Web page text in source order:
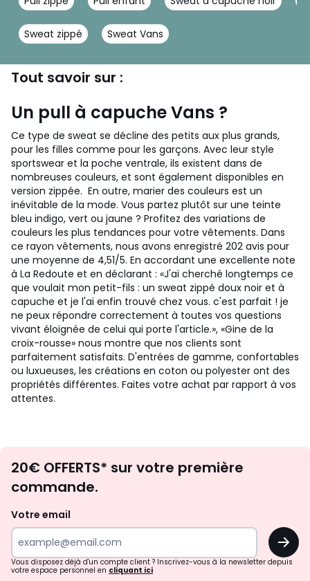
Sweat zippé Sweat Vans
Tout savoir sur :
Un pull à capuche Vans ?
Ce type de sweat se décline des petits aux plus grands,
pour les filles comme pour les garçons. Avec leur style
sportswear et la poche ventrale, ils existent dans de
nombreuses couleurs, et sont également disponibles en
version zippée. En outre, marier des couleurs est un
inévitable de la mode. Vous partez plutôt sur une teinte
bleu indigo, vert ou jaune ? Profitez des variations de
couleurs les plus tendances pour votre vêtements. Dans
ce rayon vêtements, nous avons enregistré 202 avis pour
une moyenne de 4,51/5. En accordant une excellente note
à La Redoute et en déclarant : «J'ai cherché longtemps ce
que voulait mon petit-fils : un sweat zippé doux noir et à
capuche et je l'ai enfin trouvé chez vous. c'est parfait ! je
ne peux répondre correctement à toutes vos questions
vivant éloignée de celui qui porte l'article.», «Gine de la
croix-rousse» nous montre que nos clients sont
parfaitement satisfaits. D'entrées de gamme, confortables
ou luxueuses, les créations en coton ou polyester ont des
propriétés différentes. Faites votre achat par rapport à vos
attentes.
d'inspirations
surprises?
20€ OFFERTS* sur votre première
commande.
Votre email
OK
Vous disposez déjà d'un compte client ? Inscrivez-vous à la newsletter depuis
votre espace personnel en cliquant ici